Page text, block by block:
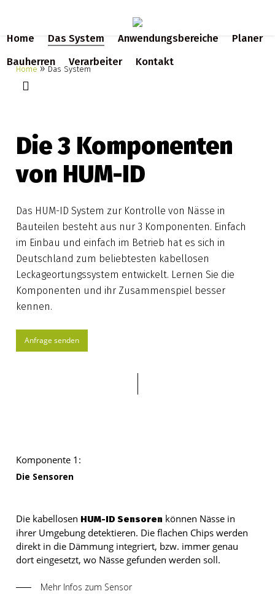
main
content
Home Das System Anwendungsbereiche
Planer
Bauherren
Verarbeiter Kontakt
Home » Das System
Die 3 Komponenten
von HUM-ID
Das HUM-ID System zur Kontrolle von Nässe in
Bauteilen besteht aus nur 3 Komponenten. Einfach
im Einbau und einfach im Betrieb hat es sich in
Deutschland zum beliebtesten kabellosen
Leckageortungssystem entwickelt. Lernen Sie die
Komponenten und ihr Zusammenspiel besser
kennen.
Anfrage senden
Komponente 1:
Die Sensoren
Die kabellosen HUM-ID Sensoren können Nässe in
ihrer Umgebung detektieren. Die flachen Chips werden
direkt in die Dämmung integriert, bzw. immer genau
dort eingesetzt, wo Nässe gefunden werden soll.
Mehr Infos zum Sensor